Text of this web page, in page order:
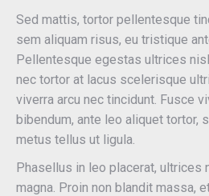
Sed mattis, tortor pellentesque
sem aliquam risus, eu tristique
Pellentesque egestas ultrices
nec tortor at lacus scelerisque
viverra arcu nec tincidunt. Fusce
bibendum, ante leo aliquet tortor,
metus tellus ut ligula.
Phasellus in leo placerat, ultrices
magna. Proin non blandit massa,